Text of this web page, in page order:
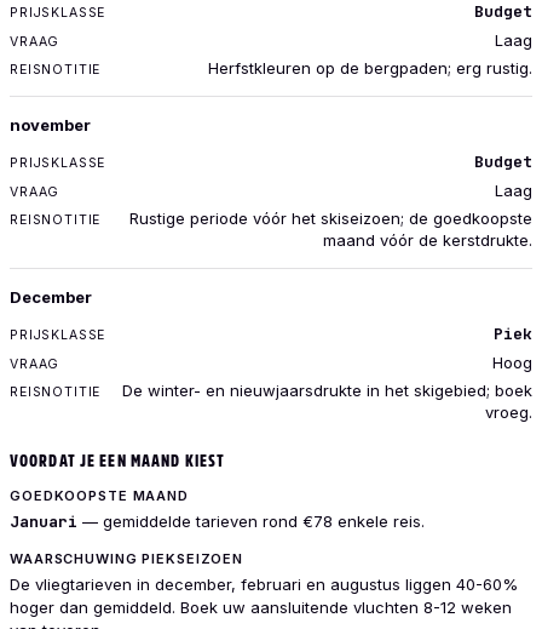
Budget
Laag
Herfstkleuren op de bergpaden; erg rustig.
november
Budget
Laag
Rustige periode vóór het skiseizoen; de goedkoopste
maand vóór de kerstdrukte.
December
Piek
Hoog
De winter- en nieuwjaarsdrukte in het skigebied; boek
vroeg.
VOORDAT JE EEN MAAND KIEST
GOEDKOOPSTE MAAND
Januari — gemiddelde tarieven rond €78 enkele reis.
WAARSCHUWING PIEKSEIZOEN
De vliegtarieven in december, februari en augustus liggen 40-60%
hoger dan gemiddeld. Boek uw aansluitende vluchten 8-12 weken